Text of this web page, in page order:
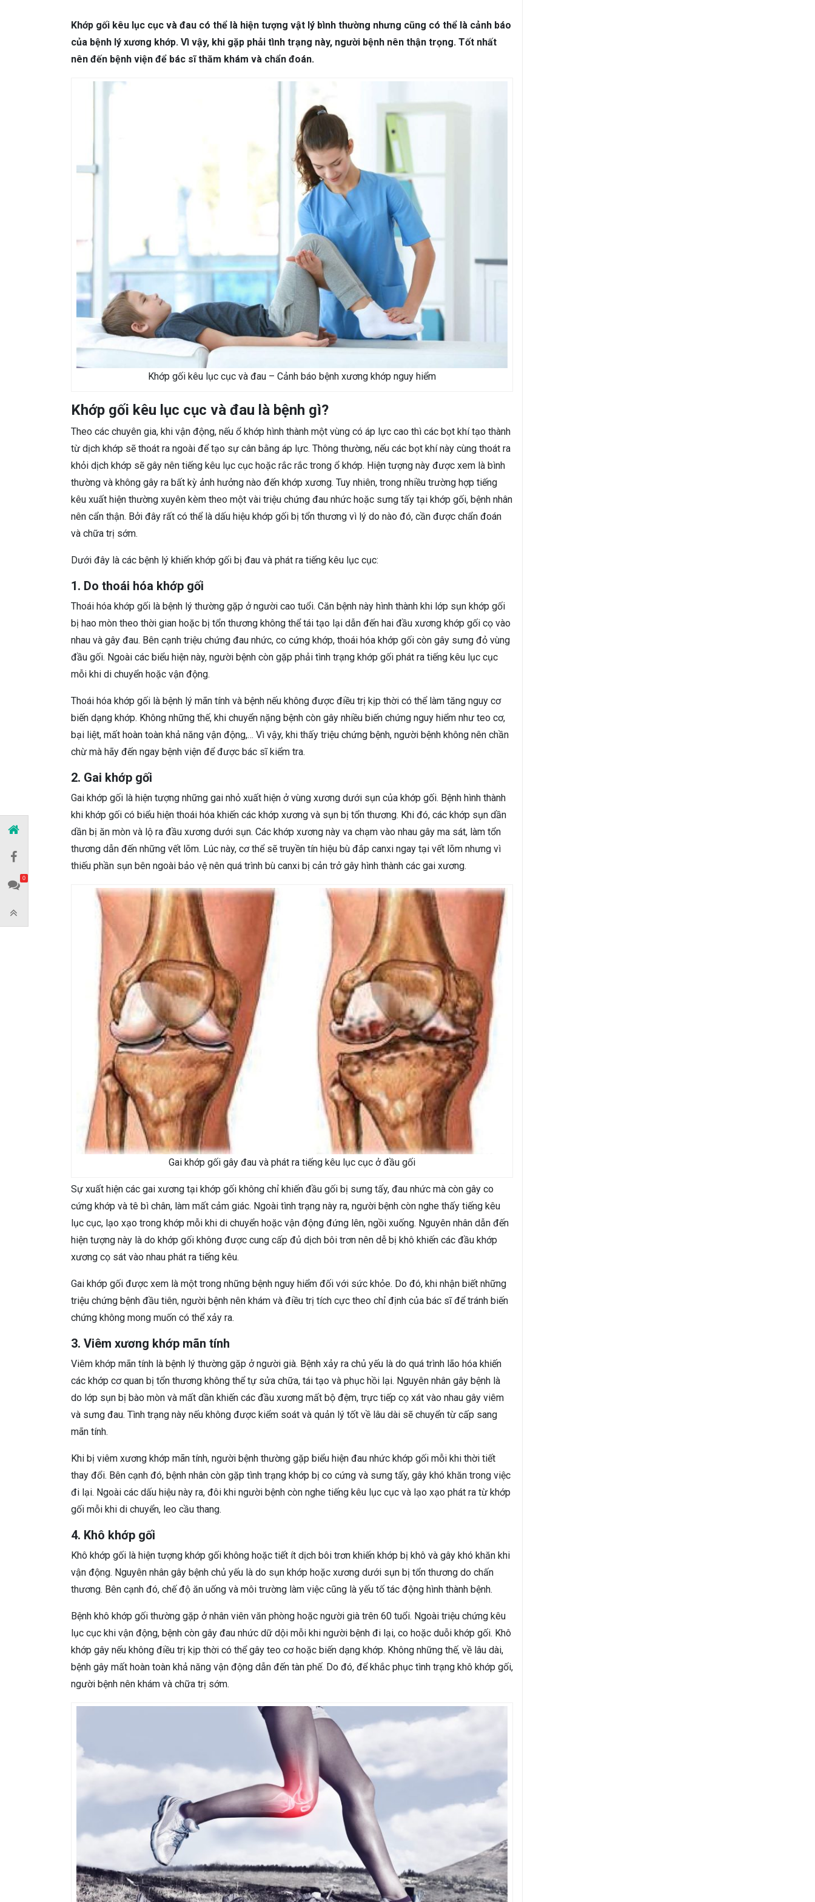
NHA KHOA Viêm Nướu Răng Sâu Răng Viêm Nha Chu Đau Răng Răng Ê Buốt Viêm Tủy Răng
Khớp gối kêu lục cục và đau có thể là hiện tượng vật lý bình thường nhưng cũng có thể là cảnh báo
của bệnh lý xương khớp. Vì vậy, khi gặp phải tình trạng này, người bệnh nên thận trọng. Tốt nhất
nên đến bệnh viện để bác sĩ thăm khám và chẩn đoán.
Khớp gối kêu lục cục và đau – Cảnh báo bệnh xương khớp nguy hiểm
Khớp gối kêu lục cục và đau là bệnh gì?
Theo các chuyên gia, khi vận động, nếu ổ khớp hình thành một vùng có áp lực cao thì các bọt khí tạo thành
từ dịch khớp sẽ thoát ra ngoài để tạo sự cân bằng áp lực. Thông thường, nếu các bọt khí này cùng thoát ra
khỏi dịch khớp sẽ gây nên tiếng kêu lục cục hoặc rắc rắc trong ổ khớp. Hiện tượng này được xem là bình
thường và không gây ra bất kỳ ảnh hưởng nào đến khớp xương. Tuy nhiên, trong nhiều trường hợp tiếng
kêu xuất hiện thường xuyên kèm theo một vài triệu chứng đau nhức hoặc sưng tấy tại khớp gối, bệnh nhân
nên cẩn thận. Bởi đây rất có thể là dấu hiệu khớp gối bị tổn thương vì lý do nào đó, cần được chẩn đoán
và chữa trị sớm.
Dưới đây là các bệnh lý khiến khớp gối bị đau và phát ra tiếng kêu lục cục:
1. Do thoái hóa khớp gối
Thoái hóa khớp gối là bệnh lý thường gặp ở người cao tuổi. Căn bệnh này hình thành khi lớp sụn khớp gối
bị hao mòn theo thời gian hoặc bị tổn thương không thể tái tạo lại dẫn đến hai đầu xương khớp gối cọ vào
nhau và gây đau. Bên cạnh triệu chứng đau nhức, co cứng khớp, thoái hóa khớp gối còn gây sưng đỏ vùng
đầu gối. Ngoài các biểu hiện này, người bệnh còn gặp phải tình trạng khớp gối phát ra tiếng kêu lục cục
mỗi khi di chuyển hoặc vận động.
Thoái hóa khớp gối là bệnh lý mãn tính và bệnh nếu không được điều trị kịp thời có thể làm tăng nguy cơ
biến dạng khớp. Không những thế, khi chuyển nặng bệnh còn gây nhiều biến chứng nguy hiểm như teo cơ,
bại liệt, mất hoàn toàn khả năng vận động,… Vì vậy, khi thấy triệu chứng bệnh, người bệnh không nên chần
chừ mà hãy đến ngay bệnh viện để được bác sĩ kiểm tra.
2. Gai khớp gối
Gai khớp gối là hiện tượng những gai nhỏ xuất hiện ở vùng xương dưới sụn của khớp gối. Bệnh hình thành
khi khớp gối có biểu hiện thoái hóa khiến các khớp xương và sụn bị tổn thương. Khi đó, các khớp sụn dần
dần bị ăn mòn và lộ ra đầu xương dưới sụn. Các khớp xương này va chạm vào nhau gây ma sát, làm tổn
thương dẫn đến những vết lõm. Lúc này, cơ thể sẽ truyền tín hiệu bù đắp canxi ngay tại vết lõm nhưng vì
thiếu phần sụn bên ngoài bảo vệ nên quá trình bù canxi bị cản trở gây hình thành các gai xương.
Gai khớp gối gây đau và phát ra tiếng kêu lục cục ở đầu gối
Sự xuất hiện các gai xương tại khớp gối không chỉ khiến đầu gối bị sưng tấy, đau nhức mà còn gây co
cứng khớp và tê bì chân, làm mất cảm giác. Ngoài tình trạng này ra, người bệnh còn nghe thấy tiếng kêu
lục cục, lạo xạo trong khớp mỗi khi di chuyển hoặc vận động đứng lên, ngồi xuống. Nguyên nhân dẫn đến
hiện tượng này là do khớp gối không được cung cấp đủ dịch bôi trơn nên dễ bị khô khiến các đầu khớp
xương cọ sát vào nhau phát ra tiếng kêu.
Gai khớp gối được xem là một trong những bệnh nguy hiểm đối với sức khỏe. Do đó, khi nhận biết những
triệu chứng bệnh đầu tiên, người bệnh nên khám và điều trị tích cực theo chỉ định của bác sĩ để tránh biến
chứng không mong muốn có thể xảy ra.
3. Viêm xương khớp mãn tính
Viêm khớp mãn tính là bệnh lý thường gặp ở người già. Bệnh xảy ra chủ yếu là do quá trình lão hóa khiến
các khớp cơ quan bị tổn thương không thể tự sửa chữa, tái tạo và phục hồi lại. Nguyên nhân gây bệnh là
do lớp sụn bị bào mòn và mất dần khiến các đầu xương mất bộ đệm, trực tiếp cọ xát vào nhau gây viêm
và sưng đau. Tình trạng này nếu không được kiểm soát và quản lý tốt về lâu dài sẽ chuyển từ cấp sang
mãn tính.
Khi bị viêm xương khớp mãn tính, người bệnh thường gặp biểu hiện đau nhức khớp gối mỗi khi thời tiết
thay đổi. Bên cạnh đó, bệnh nhân còn gặp tình trạng khớp bị co cứng và sưng tấy, gây khó khăn trong việc
đi lại. Ngoài các dấu hiệu này ra, đôi khi người bệnh còn nghe tiếng kêu lục cục và lạo xạo phát ra từ khớp
gối mỗi khi di chuyển, leo cầu thang.
4. Khô khớp gối
Khô khớp gối là hiện tượng khớp gối không hoặc tiết ít dịch bôi trơn khiến khớp bị khô và gây khó khăn khi
vận động. Nguyên nhân gây bệnh chủ yếu là do sụn khớp hoặc xương dưới sụn bị tổn thương do chấn
thương. Bên cạnh đó, chế độ ăn uống và môi trường làm việc cũng là yếu tố tác động hình thành bệnh.
Bệnh khô khớp gối thường gặp ở nhân viên văn phòng hoặc người già trên 60 tuổi. Ngoài triệu chứng kêu
lục cục khi vận động, bệnh còn gây đau nhức dữ dội mỗi khi người bệnh đi lại, co hoặc duỗi khớp gối. Khô
khớp gây nếu không điều trị kịp thời có thể gây teo cơ hoặc biến dạng khớp. Không những thế, về lâu dài,
bệnh gây mất hoàn toàn khả năng vận động dẫn đến tàn phế. Do đó, để khắc phục tình trạng khô khớp gối,
người bệnh nên khám và chữa trị sớm.
0